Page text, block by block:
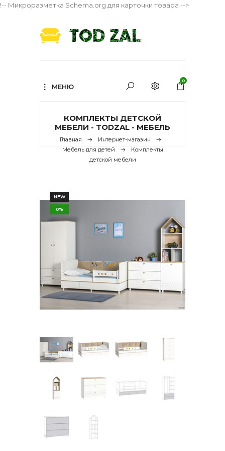
!-- Микроразметка Schema.org для карточки товара -->
МЕНЮ
0
КОМПЛЕКТЫ ДЕТСКОЙ
МЕБЕЛИ - TODZAL - МЕБЕЛЬ
Главная
Интернет-магазин
Мебель для детей
Комплекты
детской мебели
NEW
0%